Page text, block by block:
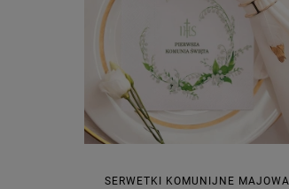
SERWETKI KOMUNIJNE MAJOWA